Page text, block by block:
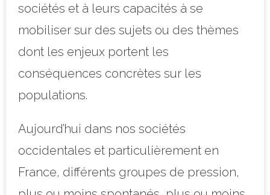
sociétés et à leurs capacités à se
mobiliser sur des sujets ou des thèmes
dont les enjeux portent les
conséquences concrètes sur les
populations.
Aujourd’hui dans nos sociétés
occidentales et particulièrement en
France, différents groupes de pression,